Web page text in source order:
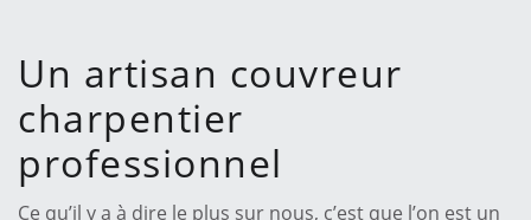
Un artisan couvreur
charpentier
professionnel
Ce qu’il y a à dire le plus sur nous, c’est que l’on est un